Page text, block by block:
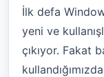
İlk defa
yeni ve
çıkıyor. Fakat